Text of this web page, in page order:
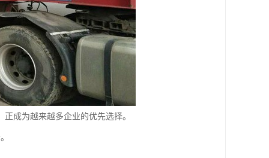
成为越来越多企业的优先选择。